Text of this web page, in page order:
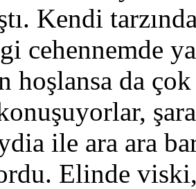
Kendi
cehennemde
hoşlansa da
ile ara ara
Elinde